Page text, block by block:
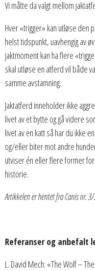
Vi måtte da valgt mellom
Hver «trigger» kan utløse den
helst tidspunkt, uavhengig av
jaktmoment kan ha flere
skal utløse en atferd vil både
samme avstamning.
Jaktatferd inneholder ikke
livet av et bytte og gå videre
livet av en katt så har du ikke
og/eller biter mot andre
utviser én eller flere former
historie.
Artikkelen er hentet fra Canis nr.
Referanser og anbefalt
L. David Mech: «The Wolf –